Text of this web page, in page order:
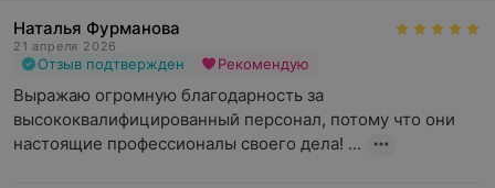
Наталья Фурманова
21 апреля 2026
Отзыв подтвержден Рекомендую
Выражаю огромную благодарность за
высококвалифицированный персонал, потому что они
настоящие профессионалы своего дела! ...